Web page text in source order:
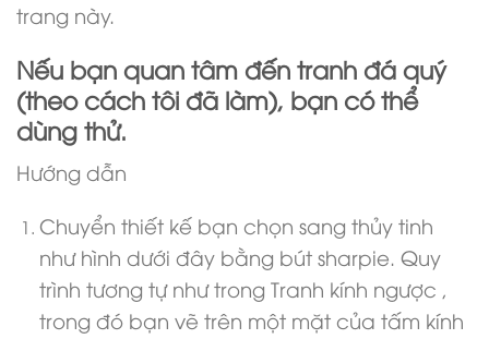
trang này.
Nếu bạn quan tâm đến tranh đá quý
(theo cách tôi đã làm), bạn có thể
dùng thử.
Hướng dẫn
Chuyển thiết kế bạn chọn sang thủy tinh
như hình dưới đây bằng bút sharpie. Quy
trình tương tự như trong Tranh kính ngược ,
trong đó bạn vẽ trên một mặt của tấm kính